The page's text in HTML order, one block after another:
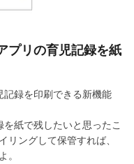
リの育児記録を紙
記録を印刷できる新機能
紙で残したいと思ったこ
リングして保管すれば、
。